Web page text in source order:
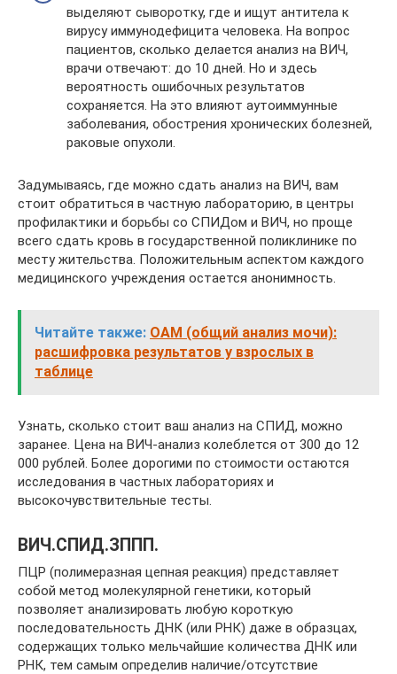
выделяют сыворотку, где и ищут антитела к
вирусу иммунодефицита человека. На вопрос
пациентов, сколько делается анализ на ВИЧ,
врачи отвечают: до 10 дней. Но и здесь
вероятность ошибочных результатов
сохраняется. На это влияют аутоиммунные
заболевания, обострения хронических болезней,
раковые опухоли.
Задумываясь, где можно сдать анализ на ВИЧ, вам
стоит обратиться в частную лабораторию, в центры
профилактики и борьбы со СПИДом и ВИЧ, но проще
всего сдать кровь в государственной поликлинике по
месту жительства. Положительным аспектом каждого
медицинского учреждения остается анонимность.
Читайте также: ОАМ (общий анализ мочи):
расшифровка результатов у взрослых в
таблице
Узнать, сколько стоит ваш анализ на СПИД, можно
заранее. Цена на ВИЧ-анализ колеблется от 300 до 12
000 рублей. Более дорогими по стоимости остаются
исследования в частных лабораториях и
высокочувствительные тесты.
ВИЧ.СПИД.ЗППП.
ПЦР (полимеразная цепная реакция) представляет
собой метод молекулярной генетики, который
позволяет анализировать любую короткую
последовательность ДНК (или РНК) даже в образцах,
содержащих только мельчайшие количества ДНК или
РНК, тем самым определив наличие/отсутствие